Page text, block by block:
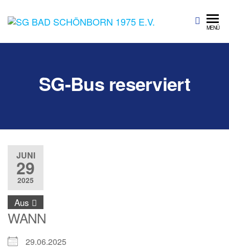
SG Bad
Sportgemeinschaft
MENÜ
SG-Bus reserviert
JUNI
29
2025
Aus
WANN
29.06.2025